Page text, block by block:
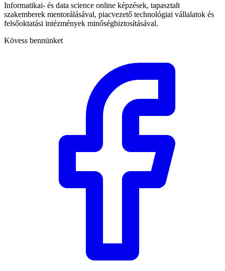
Informatikai- és data science online képzések, tapasztalt
szakemberek mentorálásával, piacvezető technológiai vállalatok és
felsőoktatási intézmények minőségbiztosításával.
Kövess bennünket